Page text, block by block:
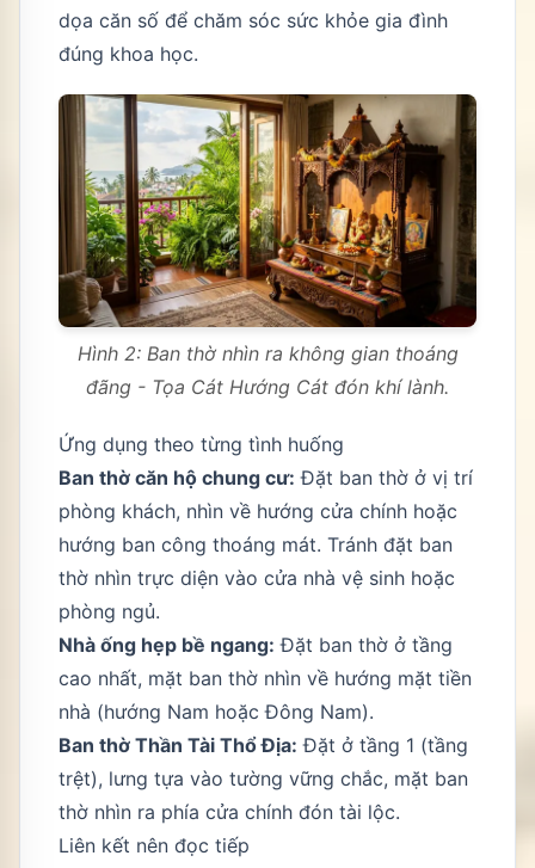
dọa căn số để chăm sóc sức khỏe gia đình
đúng khoa học.
Hình 2: Ban thờ nhìn ra không gian thoáng
đãng - Tọa Cát Hướng Cát đón khí lành.
Ứng dụng theo từng tình huống
Ban thờ căn hộ chung cư: Đặt ban thờ ở vị trí
phòng khách, nhìn về hướng cửa chính hoặc
hướng ban công thoáng mát. Tránh đặt ban
thờ nhìn trực diện vào cửa nhà vệ sinh hoặc
phòng ngủ.
Nhà ống hẹp bề ngang: Đặt ban thờ ở tầng
cao nhất, mặt ban thờ nhìn về hướng mặt tiền
nhà (hướng Nam hoặc Đông Nam).
Ban thờ Thần Tài Thổ Địa: Đặt ở tầng 1 (tầng
trệt), lưng tựa vào tường vững chắc, mặt ban
thờ nhìn ra phía cửa chính đón tài lộc.
Liên kết nên đọc tiếp